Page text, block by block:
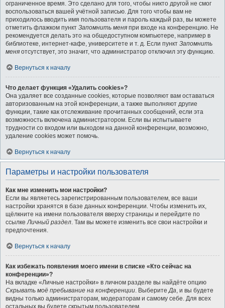
ограниченное время. Это сделано для того, чтобы никто другой не смог
воспользоваться вашей учётной записью. Для того чтобы вам не
приходилось вводить имя пользователя и пароль каждый раз, вы можете
отметить флажком пункт Запомнить меня при входе на конференцию. Не
рекомендуется делать это на общедоступном компьютере, например в
библиотеке, интернет-кафе, университете и т. д. Если пункт Запомнить
меня отсутствует, это значит, что администратор отключил эту функцию.
Вернуться к началу
Что делает функция «Удалить cookies»?
Она удаляет все созданные cookies, которые позволяют вам оставаться
авторизованным на этой конференции, а также выполняют другие
функции, такие как отслеживание прочитанных сообщений, если эта
возможность включена администратором. Если вы испытываете
трудности со входом или выходом на данной конференции, возможно,
удаление cookies может помочь.
Вернуться к началу
Параметры и настройки пользователя
Как мне изменить мои настройки?
Если вы являетесь зарегистрированным пользователем, все ваши
настройки хранятся в базе данных конференции. Чтобы изменить их,
щёлкните на имени пользователя вверху страницы и перейдите по
ссылкеЛичный раздел. Там вы можете изменить все свои настройки и
предпочтения.
Вернуться к началу
Как избежать появления моего имени в списке «Кто сейчас на
конференции»?
На вкладке «Личные настройки» в личном разделе вы найдёте опцию
Скрывать моё пребывание на конференции. ВыберитеДа, и вы будете
видны только администраторам, модераторам и самому себе. Для всех
остальных вы будете скрытым пользователем.